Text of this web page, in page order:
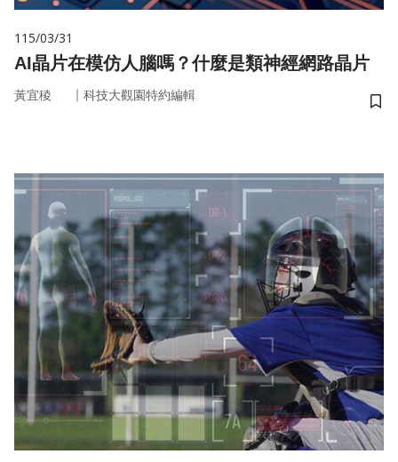
115/03/31
AI晶片在模仿人腦嗎？什麼是類神經網路晶片
黃宜稜 ｜ 科技大觀園特約編輯
儲